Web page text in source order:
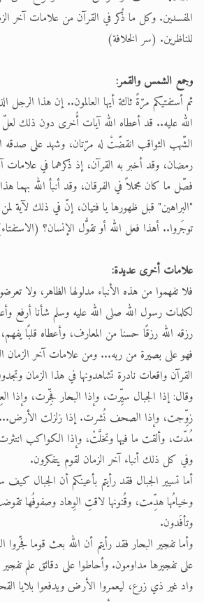
المفسدين. وكل ما ذُكر في القرآن من علامات آخر
للناظرين. (سر الخلافة)
وجمع الشمس والقمر:
ثم أستفتيكم مرّةً ثالثة أيها العالمون.. إن هذا الرجل
الله عليه.. قد أعطاه الله آيات أُخرى دون ذلك
الشّهب الثواقب انقضّتْ له مرّتان، وشهد على صدقه
رمضان، وقد أخبر به القرآن، إذ ذكرهما في علامات
فصّل ما كان مجملاً في الفرقان، وقد أنبأ الله بهما
"البراهين" قبل ظهورها يا فتيان، إنّ في ذلك لآية
توجَروا.. أهذا فعل الله أو تقوُّل الإنسان؟
علامات أخرى عديدة:
فلا تفهموا من هذه الأنباء مدلولها الظاهر، ولا
لكلمات رسول الله صلى الله عليه وسلم شأنا أرفع
رزقه الله رزقًا حسنا من المعارف، وأعطاه قلبًا
فهو على بصيرة من ربه... ومن علامات آخر الزمان
القرآن واقعات نادرة تشاهدونها في هذا الزمان
وقال: إذا الجبال سيِّرت، وإذا البحار فجِّرت، وإذا
زوِّجت، وإذا الصحف نُشرت. إذا زلزلت الأرض...
مُدّت، وألقت ما فيها وتخلَّتْ، وإذا الكواكب
وفي كل ذلك أنباء آخر الزمان لقوم يتفكرون.
أما تسيير الجبال فقد رأيتم بأعينكم أن الجبال
وخيامُها هدِّمت، وقُنونها لاقتِ الوِهاد وصفوفُها
وتأفَدون.
وأما تفجير البحار فقد رأيتم أن الله بعث قوما فجّروا
على تفجيرها مداومون. وأحاطوا على دقائق علم
واد غير ذي زرع، ليعمروا الأرض ويدفعوا بلايا